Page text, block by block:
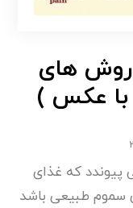
روش های
با عکس )
که غذای
سموم طبیعی باشد